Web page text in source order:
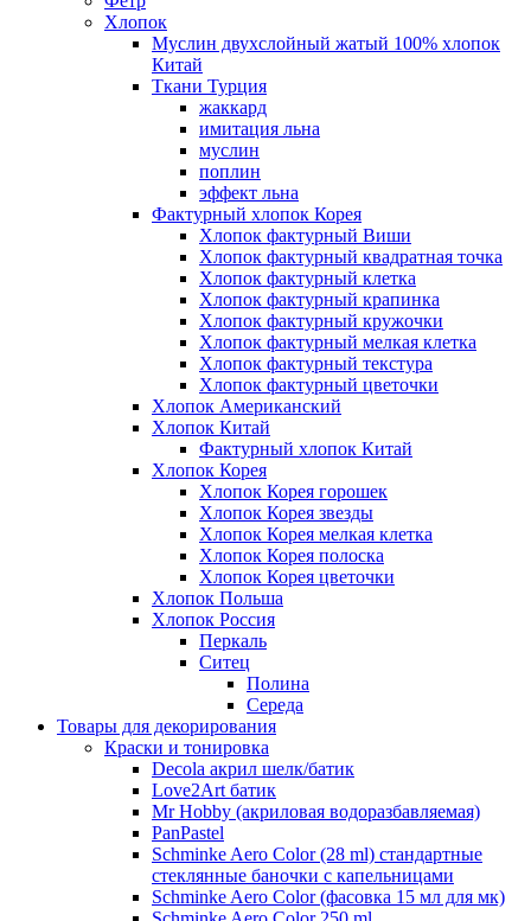
Хлопок
Муслин двухслойный жатый 100% хлопок
Китай
Ткани Турция
жаккард
имитация льна
муслин
поплин
эффект льна
Фактурный хлопок Корея
Хлопок фактурный Виши
Хлопок фактурный квадратная точка
Хлопок фактурный клетка
Хлопок фактурный крапинка
Хлопок фактурный кружочки
Хлопок фактурный мелкая клетка
Хлопок фактурный текстура
Хлопок фактурный цветочки
Хлопок Американский
Хлопок Китай
Фактурный хлопок Китай
Хлопок Корея
Хлопок Корея горошек
Хлопок Корея звезды
Хлопок Корея мелкая клетка
Хлопок Корея полоска
Хлопок Корея цветочки
Хлопок Польша
Хлопок Россия
Перкаль
Ситец
Полина
Середа
Товары для декорирования
Краски и тонировка
Decola акрил шелк/батик
Love2Art батик
Mr Hobby (акриловая водоразбавляемая)
PanPastel
Schminke Aero Color (28 ml) стандартные
стеклянные баночки с капельницами
Schminke Aero Color (фасовка 15 мл для мк)